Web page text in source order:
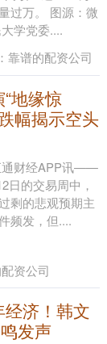
过万。 图源：微
学党委....
靠谱的配资公司
地缘惊
幅揭示空头
通财经APP讯——
日的交易周中，
剩的悲观预期主
频发，但....
资公司
济！韩文
发声